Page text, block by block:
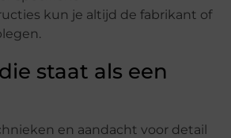
kun je altijd de fabrikant of
staat als een
en aandacht voor detail